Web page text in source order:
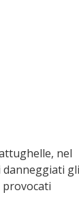
nel
danneggiati gli